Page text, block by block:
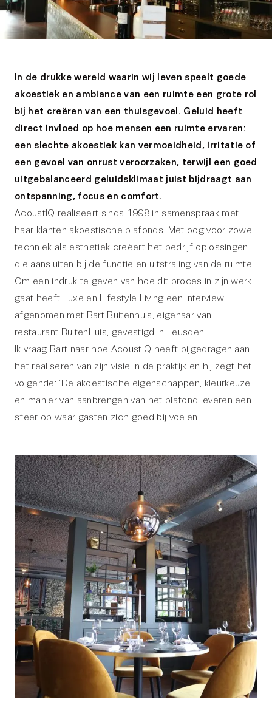
In de drukke wereld waarin wij leven speelt goede
akoestiek en ambiance van een ruimte een grote rol
bij het creëren van een thuisgevoel. Geluid heeft
direct invloed op hoe mensen een ruimte ervaren:
een slechte akoestiek kan vermoeidheid, irritatie of
een gevoel van onrust veroorzaken, terwijl een goed
uitgebalanceerd geluidsklimaat juist bijdraagt aan
ontspanning, focus en comfort.
AcoustIQ realiseert sinds 1998 in samenspraak met
haar klanten akoestische plafonds. Met oog voor zowel
techniek als esthetiek creëert het bedrijf oplossingen
die aansluiten bij de functie en uitstraling van de ruimte.
Om een indruk te geven van hoe dit proces in zijn werk
gaat heeft Luxe en Lifestyle Living een interview
afgenomen met Bart Buitenhuis, eigenaar van
restaurant BuitenHuis, gevestigd in Leusden.
Ik vraag Bart naar hoe AcoustIQ heeft bijgedragen aan
het realiseren van zijn visie in de praktijk en hij zegt het
volgende: ‘De akoestische eigenschappen, kleurkeuze
en manier van aanbrengen van het plafond leveren een
sfeer op waar gasten zich goed bij voelen’.